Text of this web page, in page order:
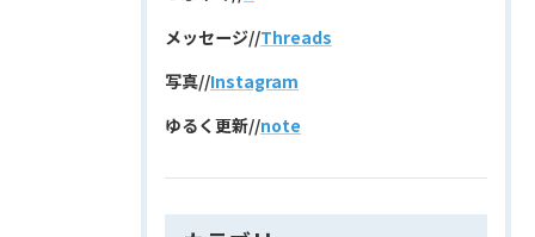
メッセージ//Threads
写真//Instagram
ゆるく更新//note